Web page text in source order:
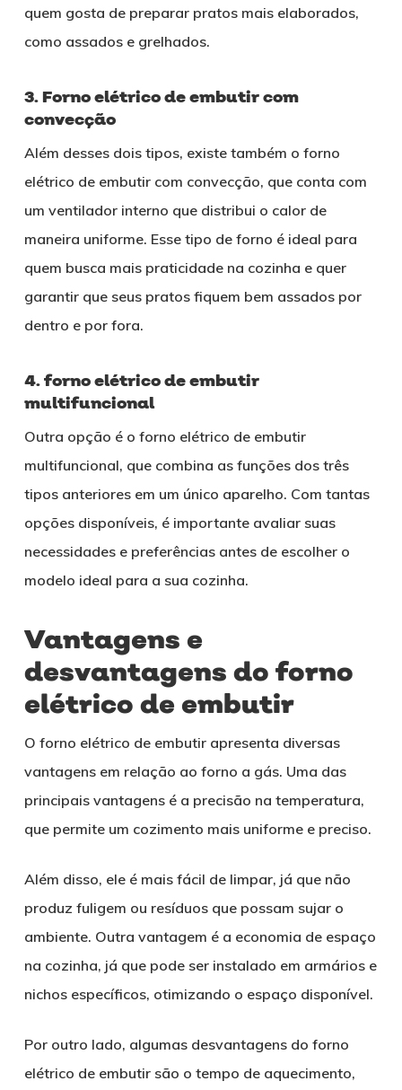
quem gosta de preparar pratos mais elaborados,
como assados e grelhados.
3. Forno elétrico de embutir com
convecção
Além desses dois tipos, existe também o forno
elétrico de embutir com convecção, que conta com
um ventilador interno que distribui o calor de
maneira uniforme. Esse tipo de forno é ideal para
quem busca mais praticidade na cozinha e quer
garantir que seus pratos fiquem bem assados por
dentro e por fora.
4. forno elétrico de embutir
multifuncional
Outra opção é o forno elétrico de embutir
multifuncional, que combina as funções dos três
tipos anteriores em um único aparelho. Com tantas
opções disponíveis, é importante avaliar suas
necessidades e preferências antes de escolher o
modelo ideal para a sua cozinha.
Vantagens e
desvantagens do forno
elétrico de embutir
O forno elétrico de embutir apresenta diversas
vantagens em relação ao forno a gás. Uma das
principais vantagens é a precisão na temperatura,
que permite um cozimento mais uniforme e preciso.
Além disso, ele é mais fácil de limpar, já que não
produz fuligem ou resíduos que possam sujar o
ambiente. Outra vantagem é a economia de espaço
na cozinha, já que pode ser instalado em armários e
nichos específicos, otimizando o espaço disponível.
Por outro lado, algumas desvantagens do forno
elétrico de embutir são o tempo de aquecimento,